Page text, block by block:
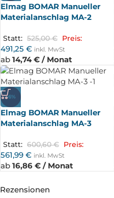
Elmag BOMAR Manueller
Materialanschlag MA-2
Statt: 525,00€ Preis:
491,25 € inkl. MwSt
ab 14,74 € / Monat
-6%
Elmag BOMAR Manueller
Materialanschlag MA-3
Statt: 600,60€ Preis:
561,99 € inkl. MwSt
ab 16,86 € / Monat
Rezensionen